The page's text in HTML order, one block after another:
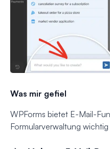
Was mir gefiel
WPForms bietet E-Mail-
Formularverwaltung wichtig